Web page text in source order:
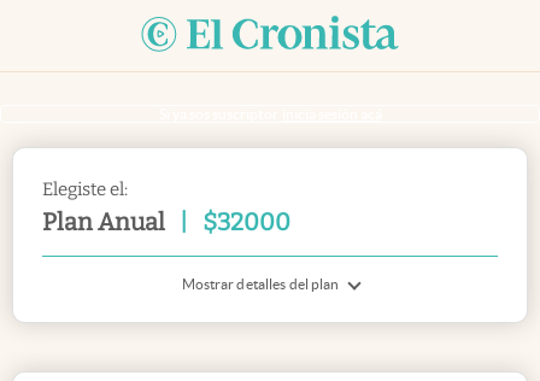
Elegiste el:
Plan Anual $32000
Mostrar detalles del plan